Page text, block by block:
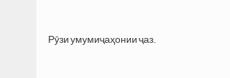
Рӯзи умумиҷаҳонии ҷаз.